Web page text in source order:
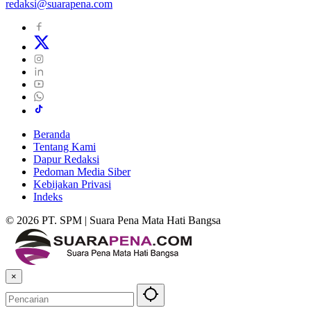
redaksi@suarapena.com
Beranda
Tentang Kami
Dapur Redaksi
Pedoman Media Siber
Kebijakan Privasi
Indeks
© 2026 PT. SPM | Suara Pena Mata Hati Bangsa
×